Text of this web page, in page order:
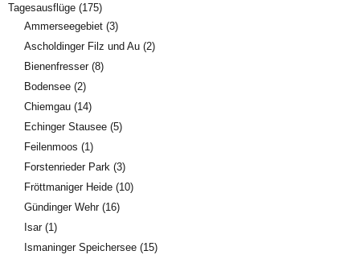
Tagesausflüge (175)
Ammerseegebiet (3)
Ascholdinger Filz und Au (2)
Bienenfresser(8)
Bodensee (2)
Chiemgau (14)
Echinger Stausee (5)
Feilenmoos (1)
Forstenrieder Park (3)
Fröttmaniger Heide (10)
Gündinger Wehr(16)
Isar(1)
Ismaninger Speichersee (15)